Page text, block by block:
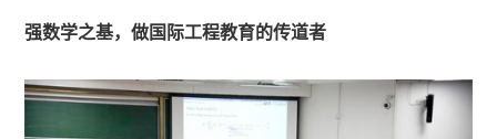
强数学之基，做国际工程教育的传道者